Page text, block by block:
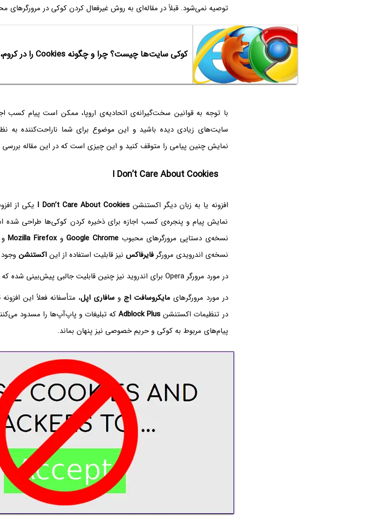
توصیه نمی‌شود. قبلاً در مقاله‌ای به روش غیرفعال کردن کوکی در مرورگرهای
کوکی سایت‌ها چیست؟ چرا و چگونه Cookies‌ را در کروم، فایرفاکس، اپرا و اج غیرفعال کنیم؟
با توجه به قوانین سخت‌گیرانه‌ی اتحادیه‌ی اروپا، ممکن است پیام کسب
سایت‌های زیادی دیده باشید و این موضوع برای شما ناراحت‌کننده به
نمایش چنین پیامی را متوقف کنید و این چیزی است که در این مقاله بررسی
I Don’t Care About Cookies
افزونه یا به زبان دیگر اکستنشنI Don’t Care About Cookies یکی از
نمایش پیام و پنجره‌ی کسب اجازه برای ذخیره کردن کوکی‌ها طراحی شده
نسخه‌ی دستاپی مرورگرهای محبوبGoogle ChromeوMozilla Firefoxو
نسخه‌ی اندرویدی مرورگرفایرفاکس نیز قابلیت استفاده از ایناکستنشن وجود
در مورد مرورگر Opera برای اندروید نیز چنین قابلیت جالبی پیش‌بینی شده که در ادامه به آن اشاره خواهیم کرد.
در مورد مرورگرهایمایکروسافت اج وسافاری اپل، متأسفانه فعلاً این
در تنظیمات اکستنشن Adblock Plusکه تبلیغات و پاپ‌آپ‌ها را مسدود
پیام‌های مربوط به کوکی و حریم خصوصی نیز پنهان بماند.